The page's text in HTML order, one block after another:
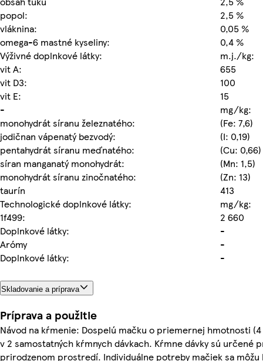
popol:
2,5 %
vláknina:
0,05 %
omega-6 mastné kyseliny:
0,4 %
Výživné doplnkové látky:
m.j./kg:
vit A:
655
vit D3:
100
vit E:
15
-
mg/kg:
monohydrát síranu železnatého:
(Fe: 7,6)
jodičnan vápenatý bezvodý:
(I: 0,19)
pentahydrát síranu meďnatého:
(Cu: 0,66)
síran manganatý monohydrát:
(Mn: 1,5)
monohydrát síranu zinočnatého:
(Zn: 13)
taurín
413
Technologické doplnkové látky:
mg/kg:
1f499:
2 660
Doplnkové látky:
-
Arómy
-
Doplnkové látky:
-
Skladovanie a príprava
Príprava a použitie
Návod na kŕmenie: Dospelú mačku o priemernej hmotnosti
v 2 samostatných kŕmnych dávkach. Kŕmne dávky sú určené
prirodzenom prostredí. Individuálne potreby mačiek sa